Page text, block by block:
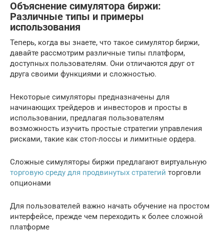
Объяснение симулятора биржи:
Различные типы и примеры
использования
Теперь, когда вы знаете, что такое симулятор биржи,
давайте рассмотрим различные типы платформ,
доступных пользователям. Они отличаются друг от
друга своими функциями и сложностью.
Некоторые симуляторы предназначены для
начинающих трейдеров и инвесторов и просты в
использовании, предлагая пользователям
возможность изучить простые стратегии управления
рисками, такие как стоп-лоссы и лимитные ордера.
Сложные симуляторы биржи предлагают виртуальную
торговую среду для продвинутых стратегий торговли
опционами
Для пользователей важно начать обучение на простом
интерфейсе, прежде чем переходить к более сложной
платформе